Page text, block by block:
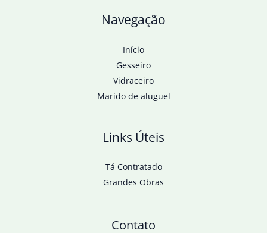
Navegação
Início
Gesseiro
Vidraceiro
Marido de aluguel
Links Úteis
Tá Contratado
Grandes Obras
Contato